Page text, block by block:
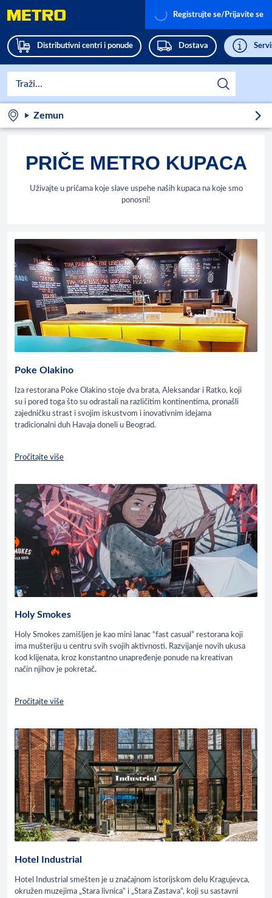
Distributivni centri i ponude Dostava
Registrujte se/Prijavite se
Zemun
PRIČE METRO KUPACA
Uživajte u pričama koje slave uspehe naših kupaca na koje smo
ponosni!
Poke Olakino
Iza restorana Poke Olakino stoje dva brata, Aleksandar i Ratko, koji
su i pored toga što su odrastali na različitim kontinentima, pronašli
zajedničku strast i svojim iskustvom i inovativnim idejama
tradicionalni duh Havaja doneli u Beograd.
Pročitajte više
Holy Smokes
Holy Smokes zamišljen je kao mini lanac “fast casual” restorana koji
ima mušteriju u centru svih svojih aktivnosti. Razvijanje novih ukusa
kod klijenata, kroz konstantno unapređenje ponude na kreativan
način njihov je pokretač.
Pročitajte više
Hotel Industrial
Hotel Industrial smešten je u značajnom istorijskom delu Kragujevca,
okružen muzejima „Stara livnica“ i „Stara Zastava“, koji su sastavni